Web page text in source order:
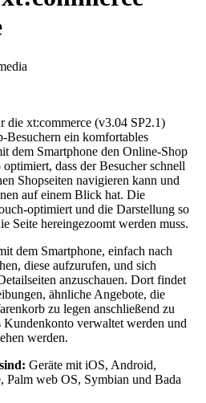
die xt:commerce (v3.04 SP2.1)
Besuchern ein komfortables
dem Smartphone den Online-Shop
dass der Besucher schnell
Shopseiten navigieren kann und
auf einem Blick hat. Die
optimiert und die Darstellung so
Seite hereingezoomt werden muss.
dem Smartphone, einfach nach
diese aufzurufen, und sich
anzuschauen. Dort findet
ähnliche Angebote, die
zu legen anschließend zu
Kundenkonto verwaltet werden und
werden.
Geräte mit iOS, Android,
web OS, Symbian und Bada